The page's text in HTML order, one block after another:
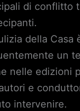
di conflitto
della Casa
un
nelle edizioni
e
intervenire.